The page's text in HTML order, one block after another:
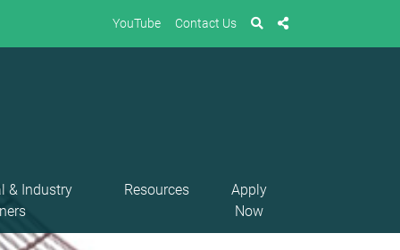
YouTube Contact Us
& Industry
Resources
Apply
Now